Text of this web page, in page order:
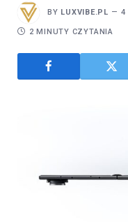
BY LUXVIBE.PL 4
2 MINUTY CZYTANIA